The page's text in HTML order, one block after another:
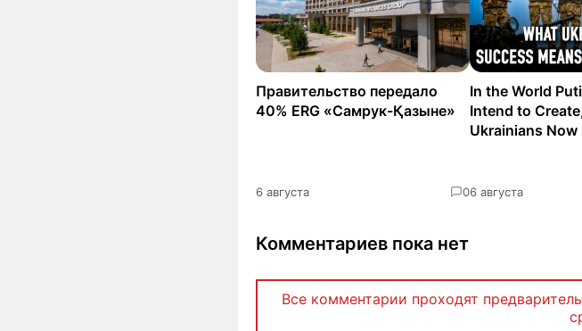
Правительство передало
40% ERG «Самрук-Қазыне»
6 августа 0
In the World
Intend to
Ukrainians Now
6 августа
Комментариев пока нет
Все комментарии проходят